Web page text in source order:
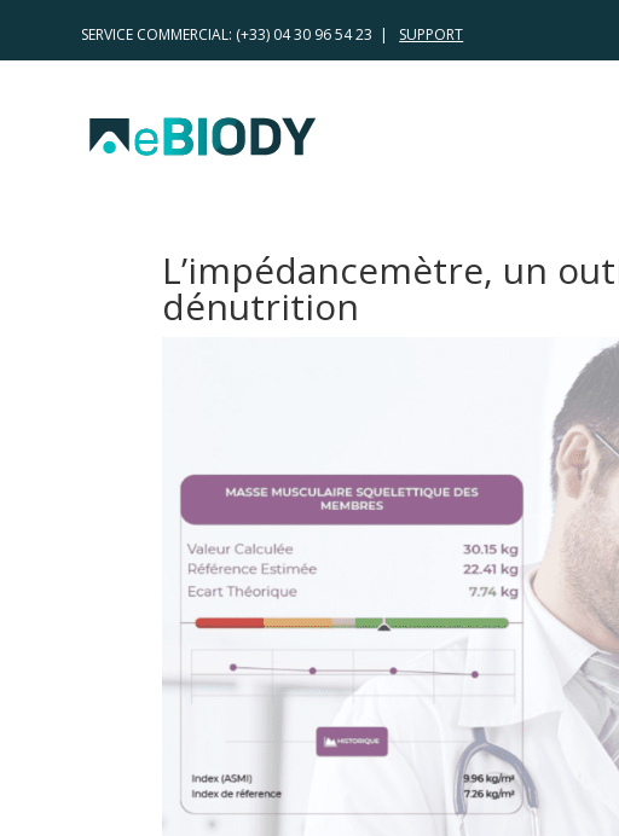
SERVICE COMMERCIAL: (+33) 04 30 96 54 23 | SUPPORT
L’impédancemètre, un
dénutrition